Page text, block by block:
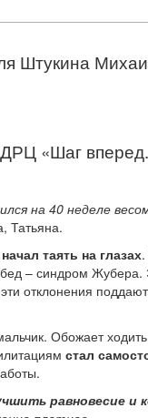
Штукина
«Шаг
на 40 неделе
Татьяна.
таять на глазах
– синдром Жубера.
отклонения
Обожает
стал
равновесие и